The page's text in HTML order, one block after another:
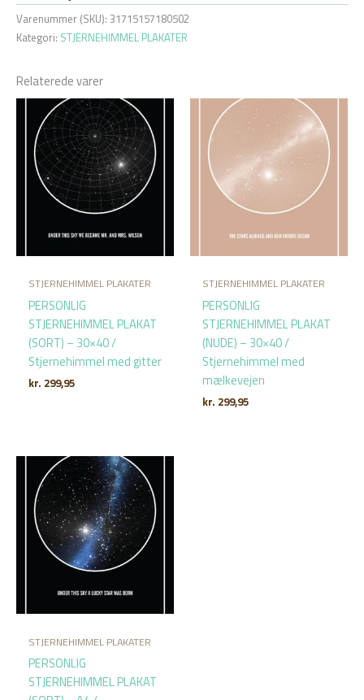
Varenummer (SKU): 31715157180502
Kategori: STJERNEHIMMEL PLAKATER
Relaterede varer
STJERNEHIMMEL PLAKATER
PERSONLIG
STJERNEHIMMEL PLAKAT
(SORT) – 30×40 /
Stjernehimmel med gitter
kr. 299,95
STJERNEHIMMEL PLAKATER
PERSONLIG
STJERNEHIMMEL PLAKAT
(NUDE) – 30×40 /
Stjernehimmel med
mælkevejen
kr. 299,95
STJERNEHIMMEL PLAKATER
PERSONLIG
STJERNEHIMMEL PLAKAT